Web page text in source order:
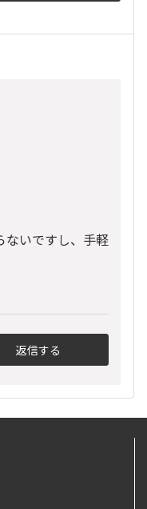
ないですし、手軽
返信する